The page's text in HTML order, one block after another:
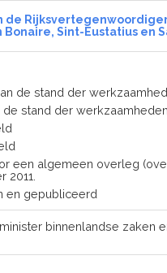
de
Sint-Eustatius en
de stand der
de stand der werkzaamheden
een algemeen overleg
en gepubliceerd
binnenlandse zaken